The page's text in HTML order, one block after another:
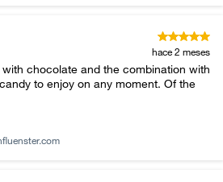
hace 2 meses
chocolate and the combination with
to enjoy on any moment. Of the